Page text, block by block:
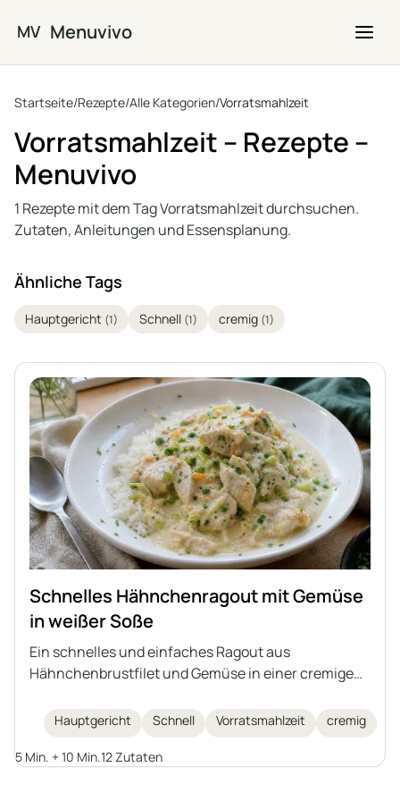
MV Menuvivo
Startseite/Rezepte/Alle Kategorien/Vorratsmahlzeit
Vorratsmahlzeit – Rezepte –
Menuvivo
1 Rezepte mit dem Tag Vorratsmahlzeit durchsuchen.
Zutaten, Anleitungen und Essensplanung.
Ähnliche Tags
Hauptgericht (1) Schnell (1) cremig (1)
Schnelles Hähnchenragout mit Gemüse
in weißer Soße
Ein schnelles und einfaches Ragout aus
Hähnchenbrustfilet und Gemüse in einer cremigen
Joghurt. Eine ideale Idee für ein schnelles
Mittagessen, serviert mit Reis, Nudeln oder
Kartoffeln.
Hauptgericht Schnell Vorratsmahlzeit cremig
5 Min. + 10 Min.12 Zutaten